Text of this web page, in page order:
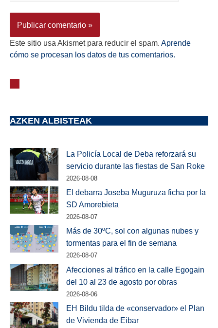
Este sitio usa Akismet para reducir el spam. Aprende
cómo se procesan los datos de tus comentarios.
AZKEN ALBISTEAK
La Policía Local de Deba reforzará su
servicio durante las fiestas de San Roke
2026-08-08
El debarra Joseba Muguruza ficha por la
SD Amorebieta
2026-08-07
Más de 30ºC, sol con algunas nubes y
tormentas para el fin de semana
2026-08-07
Afecciones al tráfico en la calle Egogain
del 10 al 23 de agosto por obras
2026-08-06
EH Bildu tilda de «conservador» el Plan
de Vivienda de Eibar